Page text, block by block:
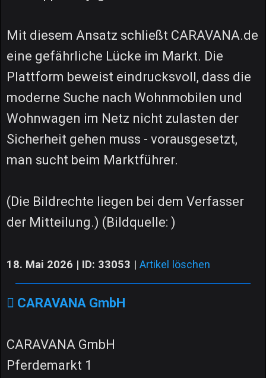
Mit diesem Ansatz schließt CARAVANA.de
eine gefährliche Lücke im Markt. Die
Plattform beweist eindrucksvoll, dass die
moderne Suche nach Wohnmobilen und
Wohnwagen im Netz nicht zulasten der
Sicherheit gehen muss - vorausgesetzt,
man sucht beim Marktführer.
(Die Bildrechte liegen bei dem Verfasser
der Mitteilung.) (Bildquelle: )
18. Mai 2026 | ID: 33053 | Artikel löschen
CARAVANA GmbH
CARAVANA GmbH
Pferdemarkt 1